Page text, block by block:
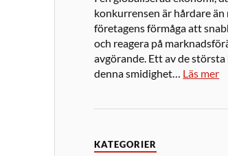
konkurrensen är hårdare än
företagens förmåga att
och reagera på
avgörande. Ett av de
denna smidighet… Läs mer
KATEGORIER